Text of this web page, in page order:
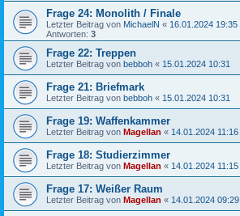
Frage 24: Monolith / Finale
Letzter Beitrag von MichaelN « 16.01.2024 19:35
Antworten: 3
Frage 22: Treppen
Letzter Beitrag von bebboh « 15.01.2024 10:31
Frage 21: Briefmark
Letzter Beitrag von bebboh « 15.01.2024 10:31
Frage 19: Waffenkammer
Letzter Beitrag von Magellan « 14.01.2024 11:16
Frage 18: Studierzimmer
Letzter Beitrag von Magellan « 14.01.2024 11:15
Frage 17: Weißer Raum
Letzter Beitrag von Magellan « 14.01.2024 09:29